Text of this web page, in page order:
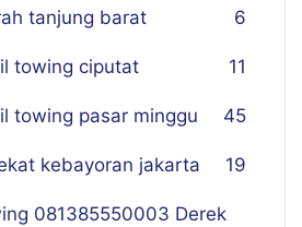
tanjung barat 6
towing ciputat 11
towing pasar minggu 45
kebayoran jakarta 19
081385550003 Derek